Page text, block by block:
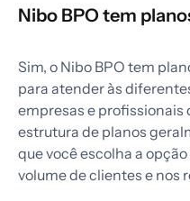
Nibo BPO tem
Sim, o Nibo BPO tem
para atender às
empresas e profissionais
estrutura de planos
que você escolha a
volume de clientes e nos